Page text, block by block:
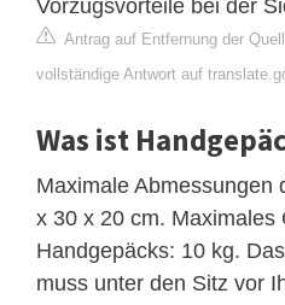
Vorzugsvorteile bei der
Antrag auf Entfernung der
vollständige Antwort auf
Was ist
Maximale Abmessungen
x 30 x 20 cm. Maximales
Handgepäcks: 10 kg.
muss unter den Sitz vor